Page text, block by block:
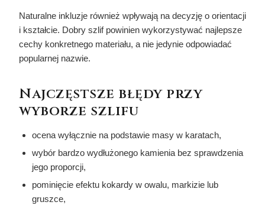
Naturalne inkluzje również wpływają na decyzję o orientacji
i kształcie. Dobry szlif powinien wykorzystywać najlepsze
cechy konkretnego materiału, a nie jedynie odpowiadać
popularnej nazwie.
Najczęstsze błędy przy
wyborze szlifu
ocena wyłącznie na podstawie masy w karatach,
wybór bardzo wydłużonego kamienia bez sprawdzenia
jego proporcji,
pominięcie efektu kokardy w owalu, markizie lub
gruszce,